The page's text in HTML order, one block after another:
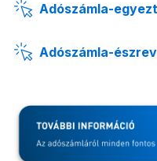
Adószámla-
Adószámla-